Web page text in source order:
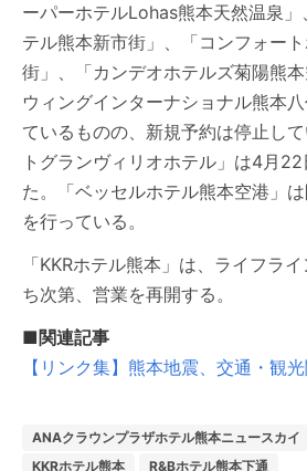
ーパーホテルLohas熊本天然温泉
テル熊本新市街」、「コンフォー
街」、「カンデオホテルズ菊陽熊
ウィングインターナショナル熊本
ているものの、新規予約は停止し
トグランヴィリオホテル」は4月
た。「ベッセルホテル熊本空港」
を行っている。
「KKRホテル熊本」は、ライフラ
ち次第、営業を再開する。
■関連記事
【リンク集】熊本地震、交通・観
ANAクラウンプラザホテル熊本ニュースカイ
KKRホテル熊本
R&Bホテル熊本下通